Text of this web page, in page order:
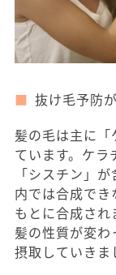
抜け毛予防
髪の毛は主に
ています。ケラ
「シスチン」
内では合成で
もとに合成され
髪の性質が変
摂取していきま